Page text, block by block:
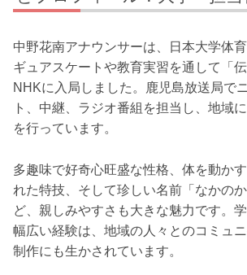
中野花南アナウンサーは、日本大学体
ギュアスケートや教育実習を通して「
NHKに入局しました。鹿児島放送局で
ト、中継、ラジオ番組を担当し、地域
を行っています。
多趣味で好奇心旺盛な性格、体を動か
れた特技、そして珍しい名前「なかの
ど、親しみやすさも大きな魅力です。
幅広い経験は、地域の人々とのコミュ
制作にも生かされています。